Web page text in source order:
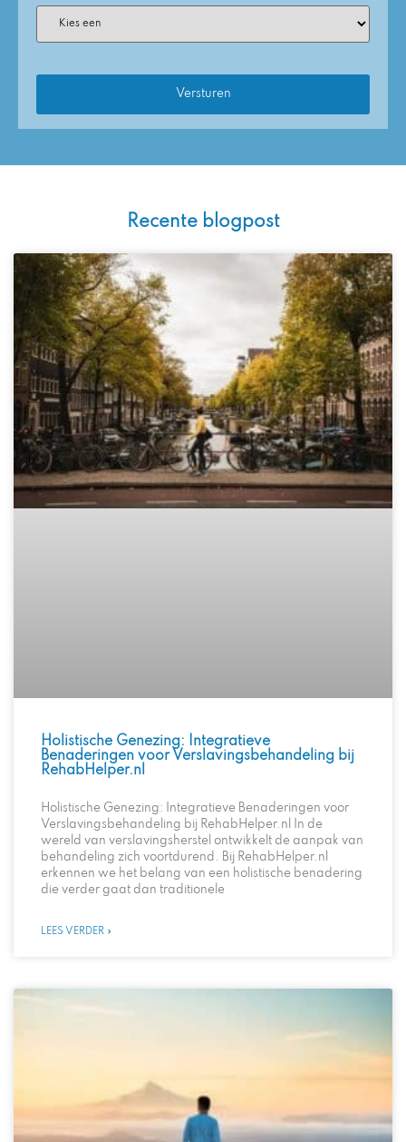
Recente blogpost
Holistische Genezing: Integratieve
Benaderingen voor Verslavingsbehandeling bij
RehabHelper.nl
Holistische Genezing: Integratieve Benaderingen voor
Verslavingsbehandeling bij RehabHelper.nl In de
wereld van verslavingsherstel ontwikkelt de aanpak van
behandeling zich voortdurend. Bij RehabHelper.nl
erkennen we het belang van een holistische benadering
die verder gaat dan traditionele
LEES VERDER »